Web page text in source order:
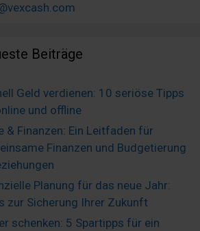
Beiträge
Geld verdienen: 10 seriöse Tipps
und offline
& Finanzen: Ein Leitfaden für
Finanzen und Budgetierung
Planung für das neue Jahr:
zur Sicherung Ihrer Zukunft
schenken: 5 Spartipps für ein